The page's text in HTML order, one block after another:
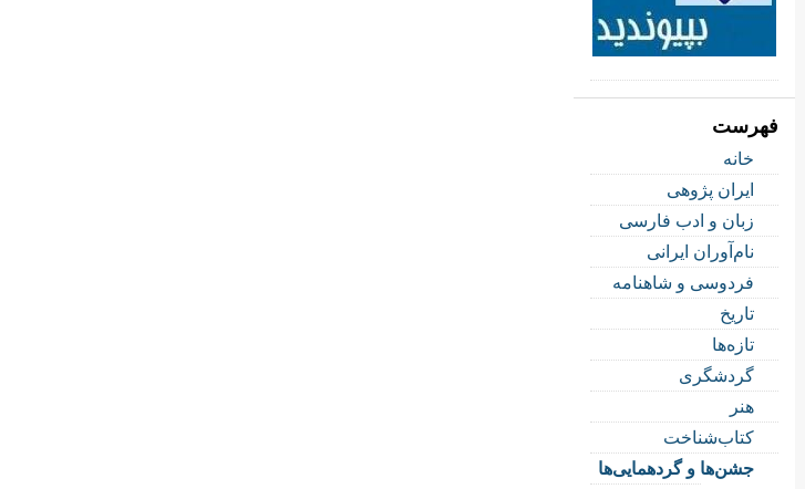
فهرست
خانه
ایران پژوهی
زبان و ادب فارسی
نام‌آوران ایرانی
فردوسی و شاهنامه
تاریخ
تازه‌ها
گردشگری
هنر
کتاب‌شناخت
جشن‌ها و گردهمایی‌ها